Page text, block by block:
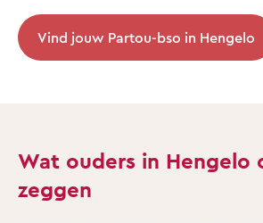
Vind jouw Partou-bso in Hengelo
Wat ouders in Hengelo
zeggen